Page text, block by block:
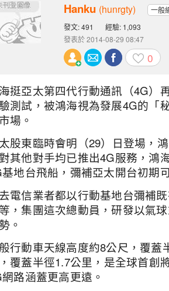
Hanku (hunrgty)
一般
發文: 491
經驗: 1,093
發表於 2014-08-29 08:47
0
挺亞太第四代行動通訊（4G）
測試，被鴻海視為發展4G的「
場。
股東臨時會明（29）日登場，
其他對手均已推出4G服務，鴻
地台飛船，彌補亞太開台初期
電信業者都以行動基地台彌補
，集團這次總動員，研發以氣
。
行動車天線高度約8公尺，覆蓋
覆蓋半徑1.7公里，是全球首創
路涵蓋更高更遠。